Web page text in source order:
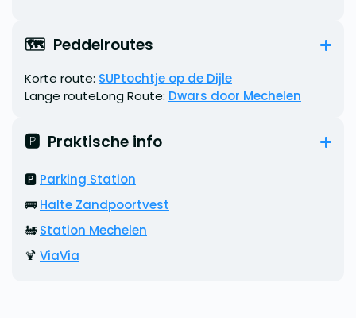
🗺️  Peddelroutes
Korte route: SUPtochtje op de Dijle
Lange routeLong Route: Dwars door Mechelen
🅿️  Praktische info
🅿️ Parking Station
🚌 Halte Zandpoortvest
🚂 Station Mechelen
🍹 ViaVia